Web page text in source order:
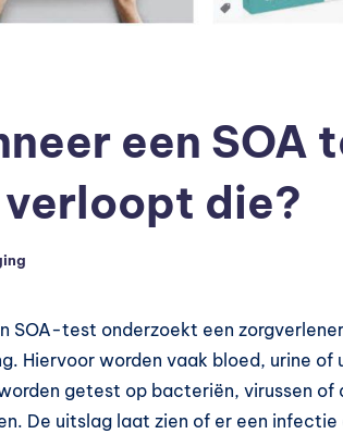
een SOA
verloopt die?
SOA-test onderzoekt een
Hiervoor worden vaak bloed, urine
getest op bacteriën, virussen of
De uitslag laat zien of er een